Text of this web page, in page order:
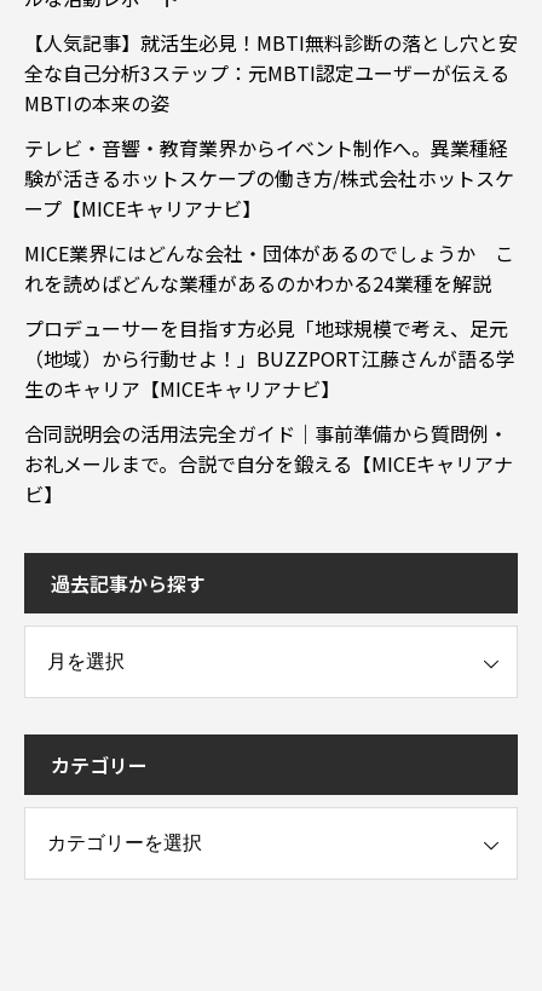
【人気記事】就活生必見！MBTI無料診断の落とし穴と安
全な自己分析3ステップ：元MBTI認定ユーザーが伝える
MBTIの本来の姿
テレビ・音響・教育業界からイベント制作へ。異業種経
験が活きるホットスケープの働き方/株式会社ホットスケ
ープ【MICEキャリアナビ】
MICE業界にはどんな会社・団体があるのでしょうか こ
れを読めばどんな業種があるのかわかる24業種を解説
プロデューサーを目指す方必見「地球規模で考え、足元
（地域）から行動せよ！」BUZZPORT江藤さんが語る学
生のキャリア【MICEキャリアナビ】
合同説明会の活用法完全ガイド｜事前準備から質問例・
お礼メールまで。合説で自分を鍛える【MICEキャリアナ
ビ】
過去記事から探す
カテゴリー